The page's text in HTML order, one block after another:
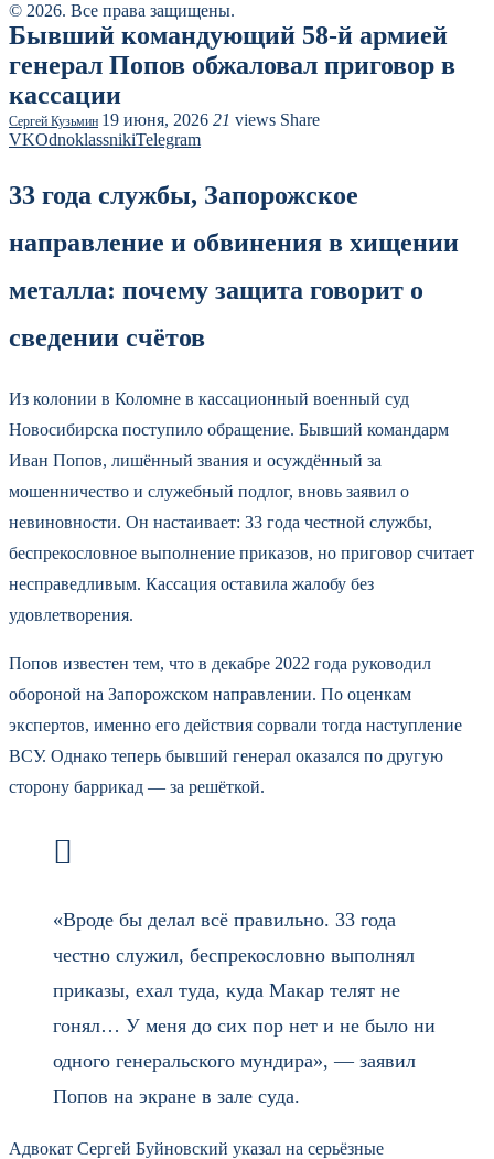
© 2026. Все права защищены.
Бывший командующий 58-й армией
генерал Попов обжаловал приговор в
кассации
Сергей Кузьмин 19 июня, 2026 21 views Share
VKOdnoklassnikiTelegram
33 года службы, Запорожское
направление и обвинения в хищении
металла: почему защита говорит о
сведении счётов
Из колонии в Коломне в кассационный военный суд
Новосибирска поступило обращение. Бывший командарм
Иван Попов, лишённый звания и осуждённый за
мошенничество и служебный подлог, вновь заявил о
невиновности. Он настаивает: 33 года честной службы,
беспрекословное выполнение приказов, но приговор считает
несправедливым. Кассация оставила жалобу без
удовлетворения.
Попов известен тем, что в декабре 2022 года руководил
обороной на Запорожском направлении. По оценкам
экспертов, именно его действия сорвали тогда наступление
ВСУ. Однако теперь бывший генерал оказался по другую
сторону баррикад — за решёткой.
«Вроде бы делал всё правильно. 33 года
честно служил, беспрекословно выполнял
приказы, ехал туда, куда Макар телят не
гонял… У меня до сих пор нет и не было ни
одного генеральского мундира», — заявил
Попов на экране в зале суда.
Адвокат Сергей Буйновский указал на серьёзные